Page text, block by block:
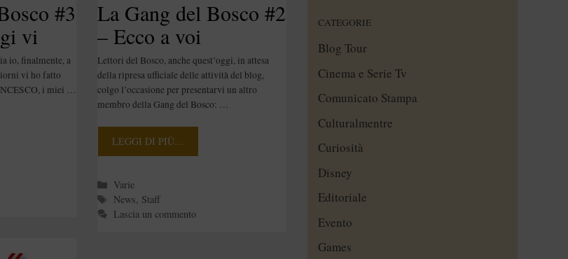
#3
vi
io, finalmente, a
vi ho fatto
i miei …
La Gang del Bosco #2
– Ecco a voi
Francesco! [Staff]
Lettori del Bosco, anche quest’oggi, in attesa
della ripresa ufficiale delle attività del blog,
colgo l’occasione per presentarvi un altro
membro della Gang del Bosco: …
LEGGI DI PIÙ…
Categorie
Varie
Tag
News, Staff
Lascia un commento
CATEGORIE
Blog Tour
Cinema e Serie Tv
Comunicato Stampa
Culturalmentre
Curiosità
Disney
Editoriale
Evento
Games